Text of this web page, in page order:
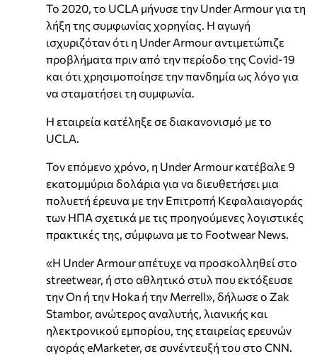
Το 2020, το UCLA μήνυσε την Under Armour για τη
λήξη της συμφωνίας χορηγίας. Η αγωγή
ισχυριζόταν ότι η Under Armour αντιμετώπιζε
προβλήματα πριν από την περίοδο της Covid-19
και ότι χρησιμοποίησε την πανδημία ως λόγο για
να σταματήσει τη συμφωνία.
Η εταιρεία κατέληξε σε διακανονισμό με το
UCLA.
Τον επόμενο χρόνο, η Under Armour κατέβαλε 9
εκατομμύρια δολάρια για να διευθετήσει μια
πολυετή έρευνα με την Επιτροπή Κεφαλαιαγοράς
των ΗΠΑ σχετικά με τις προηγούμενες λογιστικές
πρακτικές της, σύμφωνα με το Footwear News.
«Η Under Armour απέτυχε να προσκολληθεί στο
streetwear, ή στο αθλητικό στυλ που εκτόξευσε
την On ή την Hoka ή την Merrell», δήλωσε ο Zak
Stambor, ανώτερος αναλυτής, λιανικής και
ηλεκτρονικού εμπορίου, της εταιρείας ερευνών
αγοράς eMarketer, σε συνέντευξή του στο CNN.